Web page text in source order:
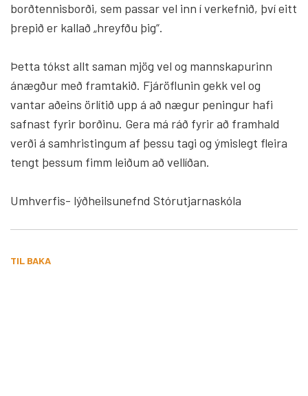
borðtennisborði, sem passar vel inn í verkefnið, því eitt
þrepið er kallað „hreyfðu þig“.
Þetta tókst allt saman mjög vel og mannskapurinn
ánægður með framtakið. Fjáröflunin gekk vel og
vantar aðeins örlítið upp á að nægur peningur hafi
safnast fyrir borðinu. Gera má ráð fyrir að framhald
verði á samhristingum af þessu tagi og ýmislegt fleira
tengt þessum fimm leiðum að vellíðan.
Umhverfis- lýðheilsunefnd Stórutjarnaskóla
TIL BAKA